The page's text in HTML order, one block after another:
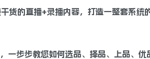
货的直播+录播内容，打造一整套系统
一步步教您如何选品、择品、上品、优